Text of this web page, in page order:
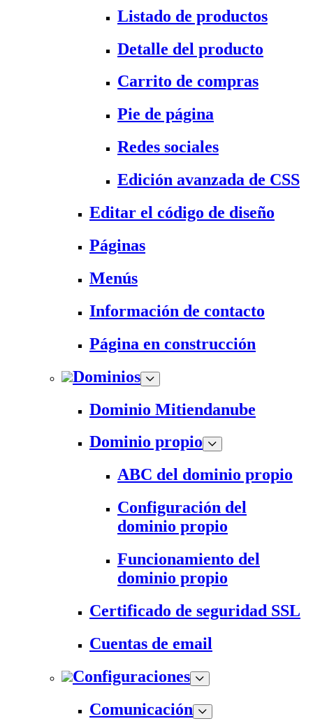
Listado de productos
Detalle del producto
Carrito de compras
Pie de página
Redes sociales
Edición avanzada de CSS
Editar el código de diseño
Páginas
Menús
Información de contacto
Página en construcción
Dominios
Dominio Mitiendanube
Dominio propio
ABC del dominio propio
Configuración del
dominio propio
Funcionamiento del
dominio propio
Certificado de seguridad SSL
Cuentas de email
Configuraciones
Comunicación